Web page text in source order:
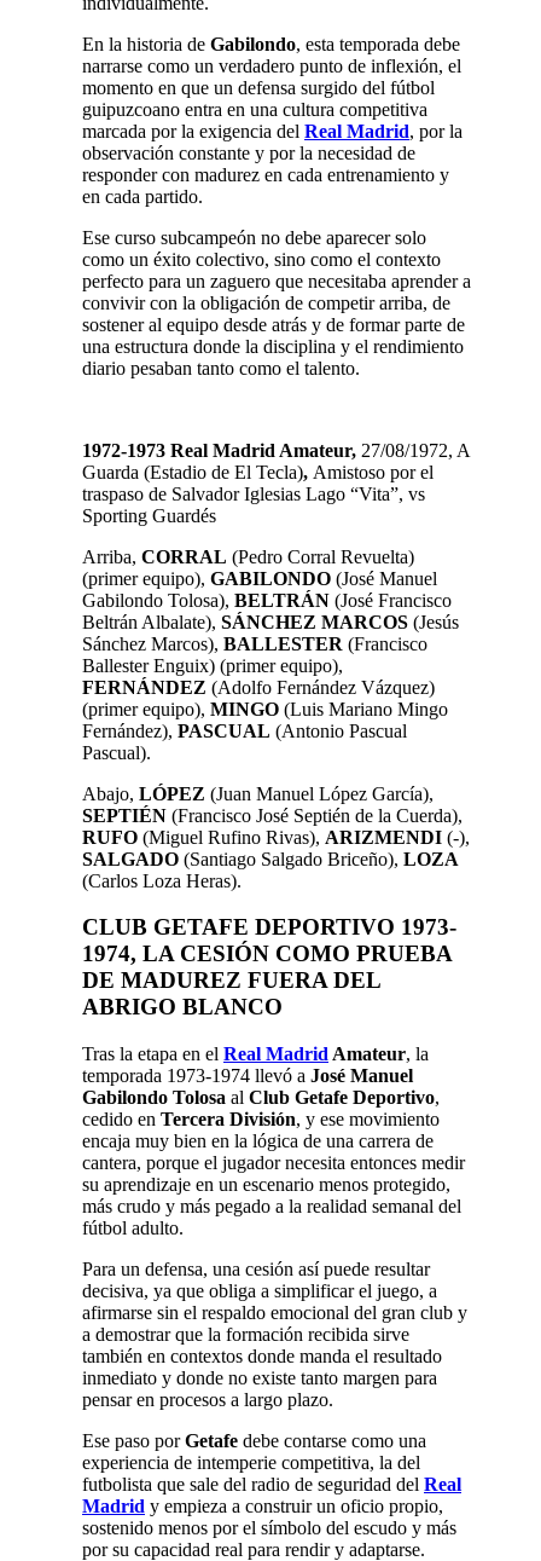
En la historia de Gabilondo, esta temporada debe
narrarse como un verdadero punto de inflexión, el
momento en que un defensa surgido del fútbol
guipuzcoano entra en una cultura competitiva
marcada por la exigencia del Real Madrid, por la
observación constante y por la necesidad de
responder con madurez en cada entrenamiento y
en cada partido.
Ese curso subcampeón no debe aparecer solo
como un éxito colectivo, sino como el contexto
perfecto para un zaguero que necesitaba aprender a
convivir con la obligación de competir arriba, de
sostener al equipo desde atrás y de formar parte de
una estructura donde la disciplina y el rendimiento
diario pesaban tanto como el talento.
1972-1973 Real Madrid Amateur, 27/08/1972, A
Guarda (Estadio de El Tecla), Amistoso por el
traspaso de Salvador Iglesias Lago “Vita”, vs
Sporting Guardés
Arriba, CORRAL (Pedro Corral Revuelta)
(primer equipo), GABILONDO (José Manuel
Gabilondo Tolosa), BELTRÁN (José Francisco
Beltrán Albalate), SÁNCHEZ MARCOS (Jesús
Sánchez Marcos), BALLESTER (Francisco
Ballester Enguix) (primer equipo),
FERNÁNDEZ (Adolfo Fernández Vázquez)
(primer equipo), MINGO (Luis Mariano Mingo
Fernández), PASCUAL (Antonio Pascual
Pascual).
Abajo, LÓPEZ (Juan Manuel López García),
SEPTIÉN (Francisco José Septién de la Cuerda),
RUFO (Miguel Rufino Rivas), ARIZMENDI (-),
SALGADO (Santiago Salgado Briceño), LOZA
(Carlos Loza Heras).
CLUB GETAFE DEPORTIVO 1973-
1974, LA CESIÓN COMO PRUEBA
DE MADUREZ FUERA DEL
ABRIGO BLANCO
Tras la etapa en el Real Madrid Amateur, la
temporada 1973-1974 llevó a José Manuel
Gabilondo Tolosa al Club Getafe Deportivo,
cedido en Tercera División, y ese movimiento
encaja muy bien en la lógica de una carrera de
cantera, porque el jugador necesita entonces medir
su aprendizaje en un escenario menos protegido,
más crudo y más pegado a la realidad semanal del
fútbol adulto.
Para un defensa, una cesión así puede resultar
decisiva, ya que obliga a simplificar el juego, a
afirmarse sin el respaldo emocional del gran club y
a demostrar que la formación recibida sirve
también en contextos donde manda el resultado
inmediato y donde no existe tanto margen para
pensar en procesos a largo plazo.
Ese paso porGetafe debe contarse como una
experiencia de intemperie competitiva, la del
futbolista que sale del radio de seguridad del Real
Madrid y empieza a construir un oficio propio,
sostenido menos por el símbolo del escudo y más
por su capacidad real para rendir y adaptarse.